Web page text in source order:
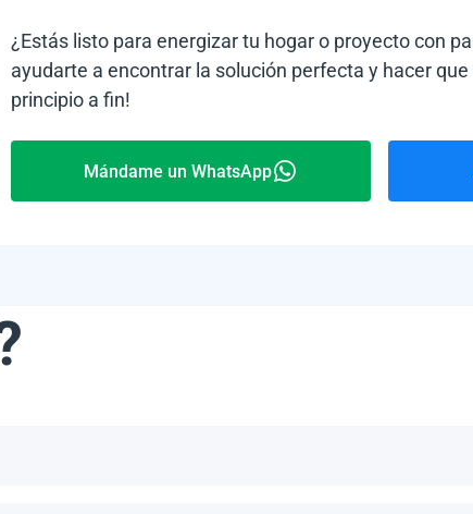
¿Estás listo para energizar tu hogar o proyecto con
ayudarte a encontrar la solución perfecta y hacer
principio a fin!
Mándame un WhatsApp